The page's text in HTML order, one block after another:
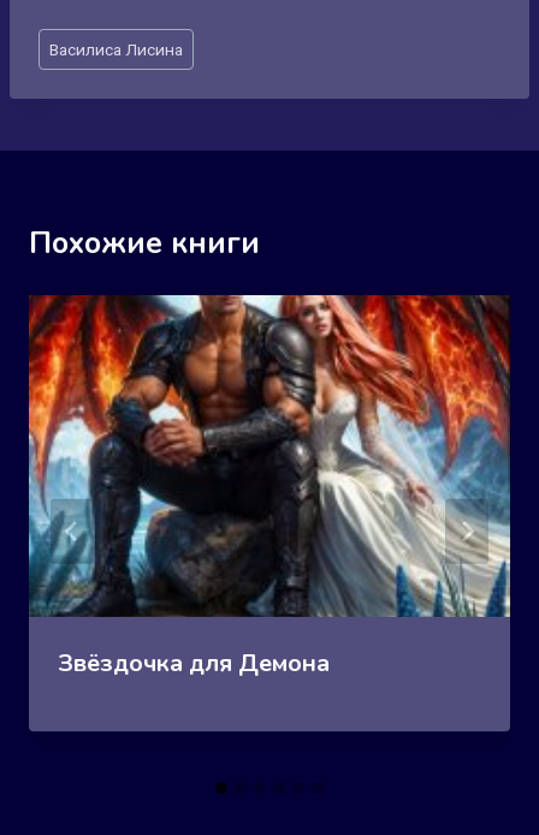
Метки
записи:
Василиса Лисина
Похожие книги
Звёздочка для Демона